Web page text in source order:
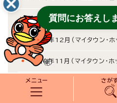
令和6年 マイタウン・ホット
令和6年12月（マイタウン・ホ
令和6年11月（マイタウン・ホ
令和6年10月（マイタウン・ホ
メニュー さが
質問にお答えし